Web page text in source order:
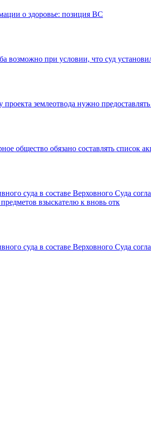
о здоровье: позиция ВС
при условии, что суд
землеотвода нужно
общество обязано составлять список
суда в составе Верховного Суда
взыскателю к вновь отк
суда в составе Верховного Суда